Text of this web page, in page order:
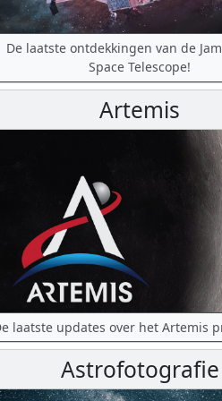
De laatste ontdekkingen van de
Space Telescope!
Artemis
laatste updates over het Artemis
Astrofotografie